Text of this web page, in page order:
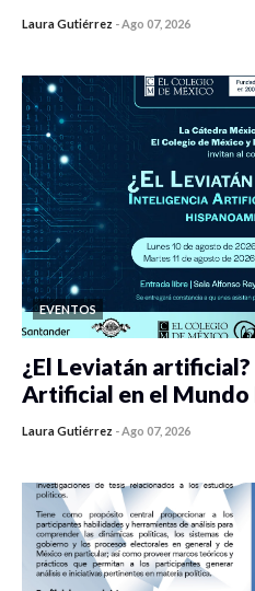
Laura Gutiérrez -Ago 07, 2026
EVENTOS
¿El Leviatán
Artificial en el Mundo
Laura Gutiérrez -Ago 07, 2026